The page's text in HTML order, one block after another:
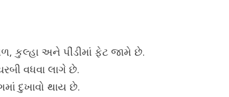
કુલ્હા અને પીંડીમાં ફેટ જામે છે.
વધવા લાગે છે.
દુખાવો થાય છે.